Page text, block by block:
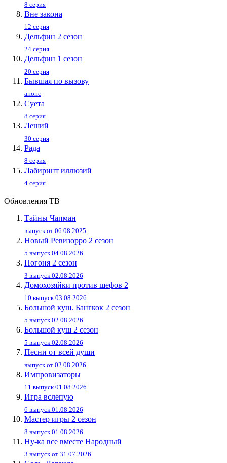
8 серия
Вне закона
12 серия
Дельфин 2 сезон
24 серия
Дельфин 1 сезон
20 серия
Бывшая по вызову
анонс
Суета
8 серия
Леший
30 серия
Рада
8 серия
Лабиринт иллюзий
4 серия
Обновления ТВ
Тайны Чапман
выпуск от 06.08.2025
Новый Ревизорро 2 сезон
5 выпуск 04.08.2026
Погоня 2 сезон
3 выпуск 02.08.2026
Домохозяйки против шефов 2
10 выпуск 03.08.2026
Большой куш. Бангкок 2 сезон
5 выпуск 02.08.2026
Большой куш 2 сезон
5 выпуск 02.08.2026
Песни от всей души
выпуск от 02.08.2026
Импровизаторы
11 выпуск 01.08.2026
Игра вслепую
6 выпуск 01.08.2026
Мастер игры 2 сезон
8 выпуск 01.08.2026
Ну-ка все вместе Народный
3 выпуск от 31.07.2026